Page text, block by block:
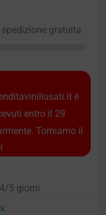
gratuita
è
entro il 29
Torniamo il
5 giorni